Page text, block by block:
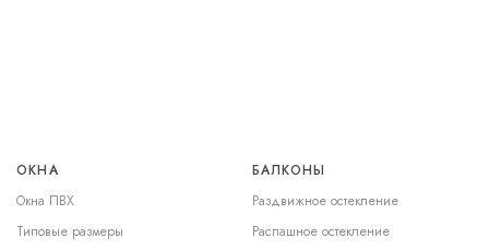
ОКНА
Окна ПВХ
Типовые размеры
БАЛКОНЫ
Раздвижное остекление
Распашное остекление